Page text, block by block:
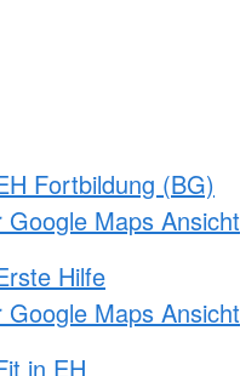
Fortbildung (BG)
Google Maps Ansicht
Hilfe
Google Maps Ansicht
in EH